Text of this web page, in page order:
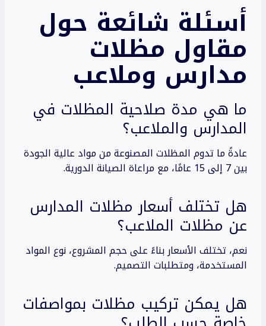
أسئلة شائعة حول
مقاول مظلات
مدارس وملاعب
ما هي مدة صلاحية المظلات في
المدارس والملاعب؟
عادةً ما تدوم المظلات المصنوعة من مواد عالية الجودة
بين 7 إلى 15 عامًا، مع مراعاة الصيانة الدورية.
هل تختلف أسعار مظلات المدارس
عن مظلات الملاعب؟
نعم، تختلف الأسعار بناءً على حجم المشروع، نوع المواد
المستخدمة، ومتطلبات التصميم.
هل يمكن تركيب مظلات بمواصفات